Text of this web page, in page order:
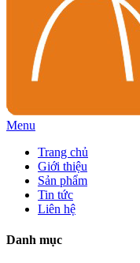
Menu
Trang chủ
Giới thiệu
Sản phẩm
Tin tức
Liên hệ
Danh mục